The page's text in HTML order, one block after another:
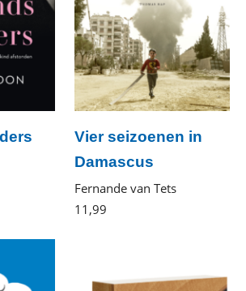
Vier seizoenen in
Damascus
Fernande van Tets
11 ,99